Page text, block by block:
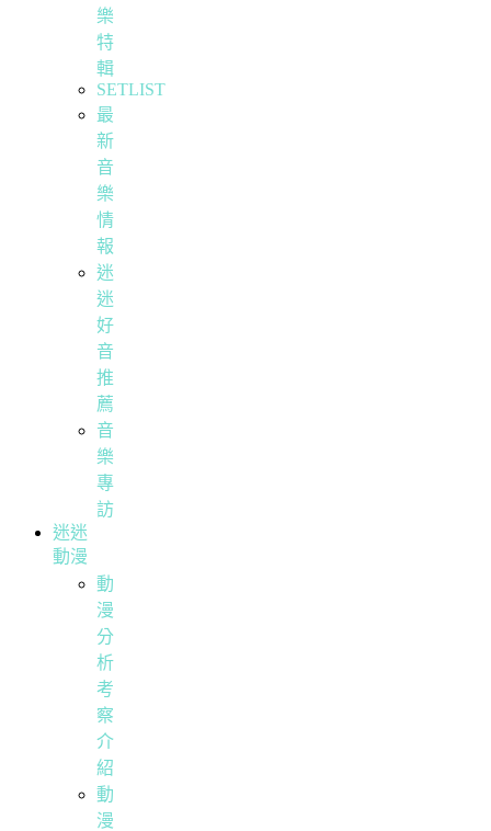
樂
特
輯
SETLIST
最
新
音
樂
情
報
迷
迷
好
音
推
薦
音
樂
專
訪
迷迷
動漫
動
漫
分
析
考
察
介
紹
動
漫